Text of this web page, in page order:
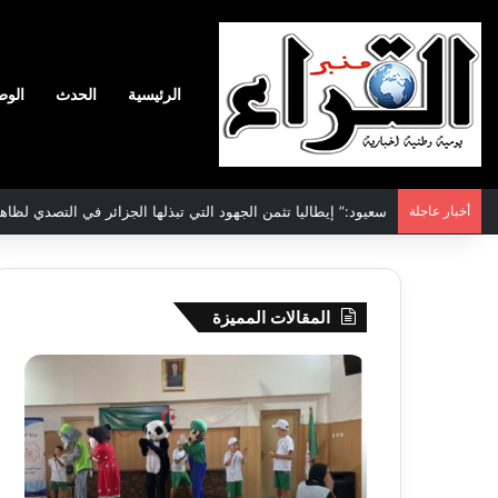
الرئيسية الحدث
أخبار عاجلة سعيود:” إيطاليا تثمن الجهود التي تبذلها الجزائر في التصدي
المقالات المميزة
جيجل:
انطلاق
المخيم
لفائدة